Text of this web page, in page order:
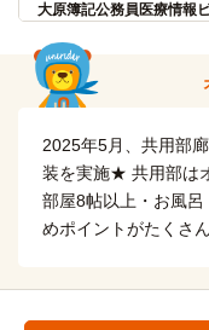
神田外語大学
神田外語大学(大学院)
日本大学(薬学部)
千葉県立保健医療大学(幕
千葉工業大学(新習志野キ
大原簿記公務員医療情報
河合塾(津田沼校)
駿台予備学校(津田沼校)
東京動物専門学校
2025年5月、共用部
装を実施★ 共用部は
部屋8帖以上・お風
めポイントがたくさ